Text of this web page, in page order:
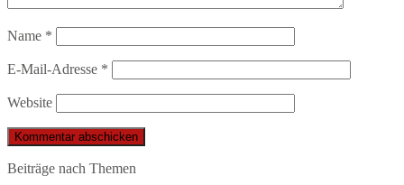
Name *
E-Mail-Adresse *
Website
Beiträge nach Themen